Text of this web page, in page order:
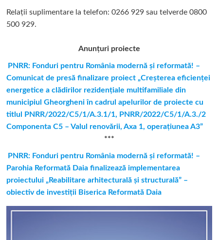
Relații suplimentare la tel efon: 0266 929 sau telverde 0800
500 929.
Anunțuri proiecte
PNRR: Fonduri pentru România modernă şi reformată! –
Comunicat de presă finalizare proiect „Creşterea eficienţei
energetice a clădirilor rezidenţiale multifamiliale din
municipiul Gheorgheni în cadrul apelurilor de proiecte cu
titlul PNRR/2022/C5/1/A.3.1/1, PNRR/2022/C5/1/A.3./2
Componenta C5 – Valul renovării, Axa 1, operaţiunea A3”
***
PNRR: Fonduri pentru România modernă și reformată! –
Parohia Reformată Daia finalizează implementarea
proiectului „Reabilitare arhitecturală și structurală” –
obiectiv de investiții Biserica Reformată Daia